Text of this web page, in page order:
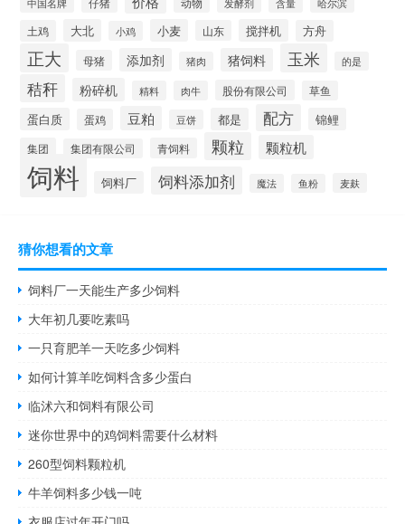
中国名牌 动物 发酵剂 含量 哈尔滨
土鸡 大北 小鸡 小麦 山东 搅拌机 方舟
正大 母猪 添加剂 猪肉 猪饲料 玉米 的是
秸秆 粉碎机 精料 肉牛 股份有限公司 草鱼
蛋白质 蛋鸡 豆粕 豆饼 都是 配方 锦鲤
集团 集团有限公司 青饲料 颗粒 颗粒机
饲料 饲料厂 饲料添加剂 魔法 鱼粉 麦麸
猜你想看的文章
饲料厂一天能生产多少饲料
大年初几要吃素吗
一只育肥羊一天吃多少饲料
如何计算羊吃饲料含多少蛋白
临沭六和饲料有限公司
迷你世界中的鸡饲料需要什么材料
260型饲料颗粒机
牛羊饲料多少钱一吨